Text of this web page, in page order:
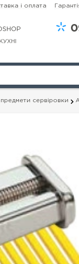
і оплата
предмети сервіровки